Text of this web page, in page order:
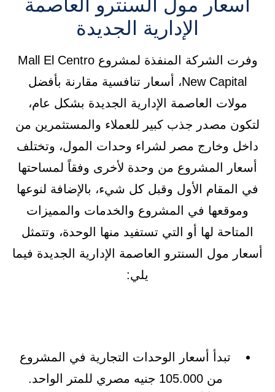
أسعار مول السنترو العاصمة
الإدارية الجديدة
وفرت الشركة المنفذة لمشروع Mall El Centro
New Capital، أسعار تنافسية مقارنة بأفضل
مولات العاصمة الإدارية الجديدة بشكل عام،
لتكون مصدر جذب كبير للعملاء والمستثمرين من
داخل وخارج مصر لشراء وحدات المول، وتختلف
أسعار المشروع من وحدة لأخرى وفقاً لمساحتها
في المقام الأول وقبل كل شيء، بالإضافة لنوعها
وموقعها في المشروع والخدمات والمميزات
المتاحة لها أو التي تستفيد منها الوحدة، وتتمثل
أسعار مول السنترو العاصمة الإدارية الجديدة فيما
يلي:
تبدأ أسعار الوحدات التجارية في المشروع
من 105.000 جنيه مصري للمتر الواحد.